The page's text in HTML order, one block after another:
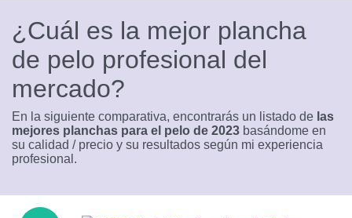
¿Cuál es la mejor plancha
de pelo profesional del
mercado?
En la siguiente comparativa, encontrarás un listado de las
mejores planchas para el pelo de 2023 basándome en
su calidad / precio y su resultados según mi experiencia
profesional.